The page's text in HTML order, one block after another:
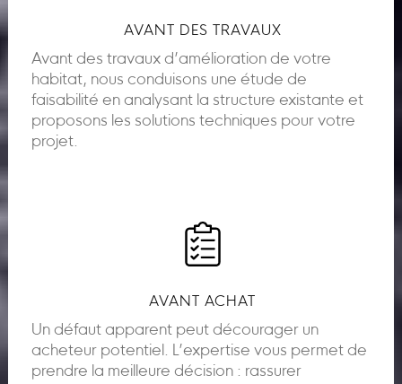
AVANT DES TRAVAUX
Avant des travaux d’amélioration de votre
habitat, nous conduisons une étude de
faisabilité en analysant la structure existante et
proposons les solutions techniques pour votre
projet.
AVANT ACHAT
Un défaut apparent peut décourager un
acheteur potentiel. L’expertise vous permet de
prendre la meilleure décision : rassurer